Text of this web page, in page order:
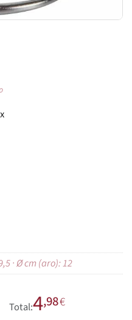
· Ø cm (aro): 12
Total:4,98€